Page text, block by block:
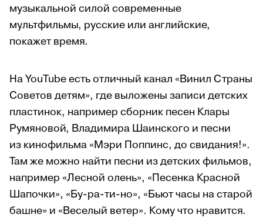
музыкальной силой современные
мультфильмы, русские или английские,
покажет время.
На YouTube есть отличный канал «Винил Страны
Советов детям», где выложены записи детских
пластинок, например сборник песен Клары
Румяновой, Владимира Шаинского и песни
из кинофильма «Мэри Поппинс, до свидания!».
Там же можно найти песни из детских фильмов,
например «Лесной олень», «Песенка Красной
Шапочки», «Бу-ра-ти-но», «Бьют часы на старой
башне» и «Веселый ветер». Кому что нравится.